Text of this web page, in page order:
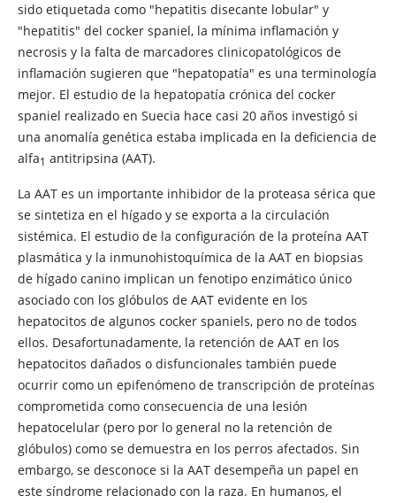
sido etiquetada como "hepatitis disecante lobular" y
"hepatitis" del cocker spaniel, la mínima inflamación y
necrosis y la falta de marcadores clinicopatológicos de
inflamación sugieren que "hepatopatía" es una terminología
mejor. El estudio de la hepatopatía crónica del cocker
spaniel realizado en Suecia hace casi 20 años investigó si
una anomalía genética estaba implicada en la deficiencia de
alfa​1 antitripsina (AAT).
La AAT es un importante inhibidor de la proteasa sérica que
se sintetiza en el hígado y se exporta a la circulación
sistémica. El estudio de la configuración de la proteína AAT
plasmática y la inmunohistoquímica de la AAT en biopsias
de hígado canino implican un fenotipo enzimático único
asociado con los glóbulos de AAT evidente en los
hepatocitos de algunos cocker spaniels, pero no de todos
ellos. Desafortunadamente, la retención de AAT en los
hepatocitos dañados o disfuncionales también puede
ocurrir como un epifenómeno de transcripción de proteínas
comprometida como consecuencia de una lesión
hepatocelular (pero por lo general no la retención de
glóbulos) como se demuestra en los perros afectados. Sin
embargo, se desconoce si la AAT desempeña un papel en
este síndrome relacionado con la raza. En humanos, el